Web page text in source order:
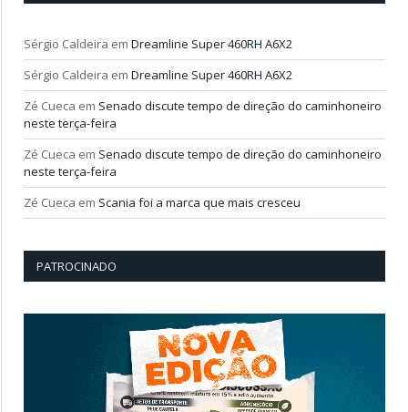
Sérgio Caldeira em Dreamline Super 460RH A6X2
Sérgio Caldeira em Dreamline Super 460RH A6X2
Zé Cueca em Senado discute tempo de direção do caminhoneiro
neste terça-feira
Zé Cueca em Senado discute tempo de direção do caminhoneiro
neste terça-feira
Zé Cueca em Scania foi a marca que mais cresceu
PATROCINADO